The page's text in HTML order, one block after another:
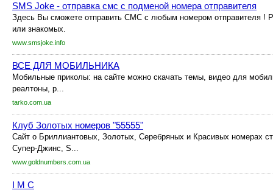
SMS Joke - отправка смс с подменой номера отправителя
Здесь Вы сможете отправить СМС с любым номером отправителя !
или знакомых.
www.smsjoke.info
ВСЕ ДЛЯ МОБИЛЬНИКА
Мобильные приколы: на сайте можно скачать темы, видео для
реалтоны, р...
tarko.com.ua
Клуб Золотых номеров "55555"
Сайт о Бриллиантовых, Золотых, Серебряных и Красивых номерах
Супер-Джинс, S...
www.goldnumbers.com.ua
I M C